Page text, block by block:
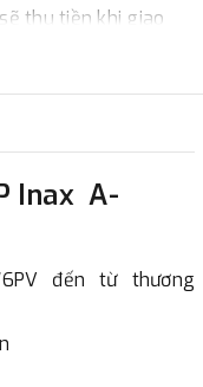
thu tiền khi giao
một phần giá trị đơn
23 phố Cát Linh,
điểm thanh toán
Inax A-
đến từ thương